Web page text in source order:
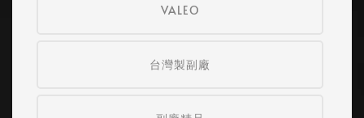
VALEO
台灣製副廠